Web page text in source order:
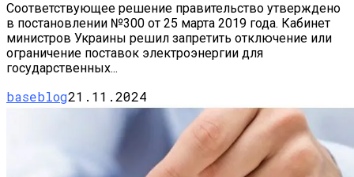
Соответствующее решение правительство утверждено
в постановлении №300 от 25 марта 2019 года. Кабинет
министров Украины решил запретить отключение или
ограничение поставок электроэнергии для
государственных...
baseblog21.11.2024